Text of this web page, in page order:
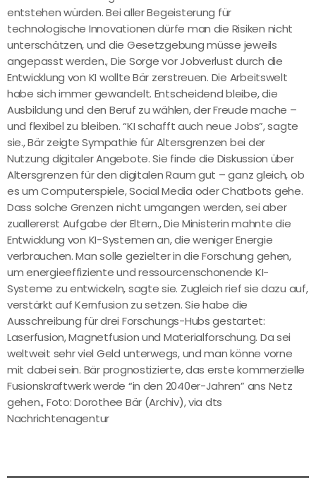
entstehen würden. Bei aller Begeisterung für
technologische Innovationen dürfe man die Risiken nicht
unterschätzen, und die Gesetzgebung müsse jeweils
angepasst werden., Die Sorge vor Jobverlust durch die
Entwicklung von KI wollte Bär zerstreuen. Die Arbeitswelt
habe sich immer gewandelt. Entscheidend bleibe, die
Ausbildung und den Beruf zu wählen, der Freude mache –
und flexibel zu bleiben. “KI schafft auch neue Jobs”, sagte
sie., Bär zeigte Sympathie für Altersgrenzen bei der
Nutzung digitaler Angebote. Sie finde die Diskussion über
Altersgrenzen für den digitalen Raum gut – ganz gleich, ob
es um Computerspiele, Social Media oder Chatbots gehe.
Dass solche Grenzen nicht umgangen werden, sei aber
zuallererst Aufgabe der Eltern., Die Ministerin mahnte die
Entwicklung von KI-Systemen an, die weniger Energie
verbrauchen. Man solle gezielter in die Forschung gehen,
um energieeffiziente und ressourcenschonende KI-
Systeme zu entwickeln, sagte sie. Zugleich rief sie dazu auf,
verstärkt auf Kernfusion zu setzen. Sie habe die
Ausschreibung für drei Forschungs-Hubs gestartet:
Laserfusion, Magnetfusion und Materialforschung. Da sei
weltweit sehr viel Geld unterwegs, und man könne vorne
mit dabei sein. Bär prognostizierte, das erste kommerzielle
Fusionskraftwerk werde “in den 2040er-Jahren” ans Netz
gehen., Foto: Dorothee Bär (Archiv), via dts
Nachrichtenagentur